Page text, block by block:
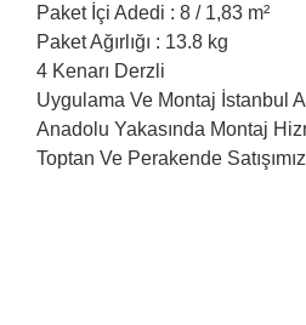
Paket İçi Adedi : 8 / 1,83 m²
Paket Ağırlığı : 13.8 kg
4 Kenarı Derzli
Uygulama Ve Montaj İstanbul
Anadolu Yakasında Montaj
Toptan Ve Perakende Satışımız